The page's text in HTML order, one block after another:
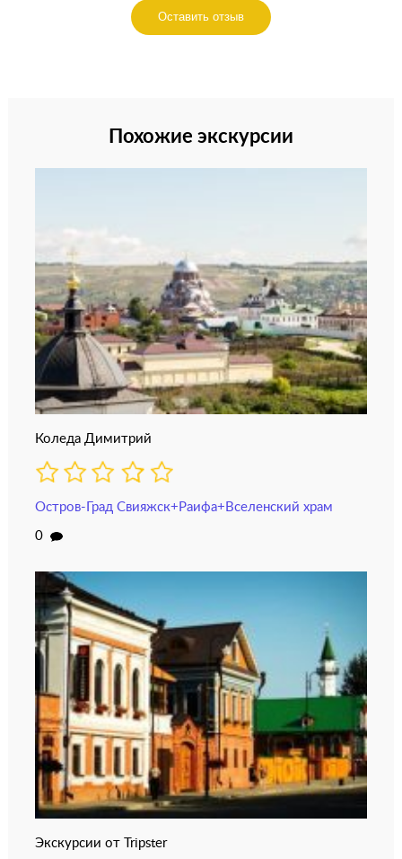
Оставить отзыв
Похожие экскурсии
Коледа Димитрий
Остров-Град Свияжск+Раифа+Вселенский храм
0
Экскурсии от Tripster